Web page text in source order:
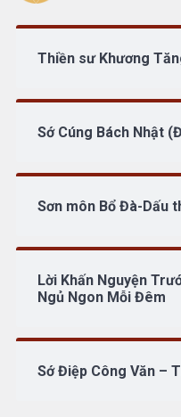
Thiền sư Khương
Sớ Cúng Bách Nhật
Sơn môn Bổ Đà-Dấu
Lời Khấn Nguyện
Ngủ Ngon Mỗi Đêm
Sớ Điệp Công Văn –